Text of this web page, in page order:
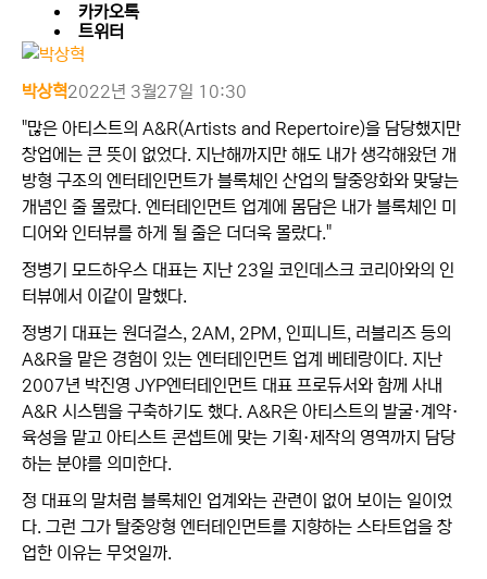
카카오톡
트위터
박상혁2022년 3월27일 10:30
"많은 아티스트의 A&R(Artists and Repertoire)을 담당했지만
창업에는 큰 뜻이 없었다. 지난해까지만 해도 내가 생각해왔던 개
방형 구조의 엔터테인먼트가 블록체인 산업의 탈중앙화와 맞닿는
개념인 줄 몰랐다. 엔터테인먼트 업계에 몸담은 내가 블록체인 미
디어와 인터뷰를 하게 될 줄은 더더욱 몰랐다."
정병기 모드하우스 대표는 지난 23일 코인데스크 코리아와의 인
터뷰에서 이같이 말했다.
정병기 대표는 원더걸스, 2AM, 2PM, 인피니트, 러블리즈 등의
A&R을 맡은 경험이 있는 엔터테인먼트 업계 베테랑이다. 지난
2007년 박진영 JYP엔터테인먼트 대표 프로듀서와 함께 사내
A&R 시스템을 구축하기도 했다. A&R은 아티스트의 발굴·계약·
육성을 맡고 아티스트 콘셉트에 맞는 기획·제작의 영역까지 담당
하는 분야를 의미한다.
정 대표의 말처럼 블록체인 업계와는 관련이 없어 보이는 일이었
다. 그런 그가 탈중앙형 엔터테인먼트를 지향하는 스타트업을 창
업한 이유는 무엇일까.